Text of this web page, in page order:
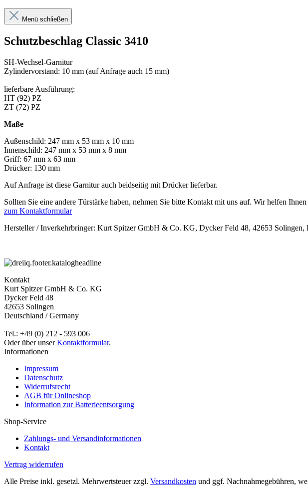
Menü schließen
Schutzbeschlag Classic 3410
SH-Wechsel-Garnitur
Zylindervorstand: 10 mm (auf Anfrage auch 15 mm)
lieferbare Ausführung:
HT (92) PZ
ZT (72) PZ
Maße
Außenschild: 247 mm x 53 mm x 10 mm
Innenschild: 247 mm x 53 mm x 8 mm
Griff: 67 mm x 63 mm
Drücker: 130 mm
Auf Anfrage ist diese Garnitur auch beidseitig mit Drücker lieferbar.
Sollten Sie eine andere Türstärke haben, nehmen Sie bitte Kontakt mit uns auf. Wir helfen Ihnen
zum Kontaktformular
Hersteller / Inverkehrbringer: Kurt Spitzer GmbH & Co. KG, Dycker Feld 48, 42653 Solingen,
Kontakt
Kurt Spitzer GmbH & Co. KG
Dycker Feld 48
42653 Solingen
Deutschland / Germany
Tel.: +49 (0) 212 - 593 006
Oder über unserKontaktformular.
Informationen
Impressum
Datenschutz
Widerrufsrecht
AGB für Onlineshop
Information zur Batterieentsorgung
Shop-Service
Zahlungs- und Versandinformationen
Kontakt
Vertrag widerrufen
Alle Preise inkl. gesetzl. Mehrwertsteuer zzgl. Versandkosten und ggf. Nachnahmegebühren,